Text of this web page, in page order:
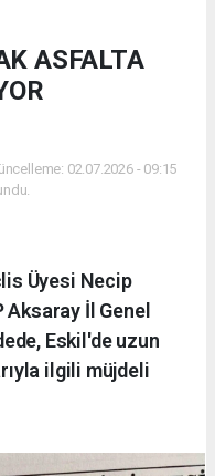
ASFALTA
02.07.2026 - 09:15
Üyesi Necip
İl Genel
Eskil'de uzun
ilgili müjdeli